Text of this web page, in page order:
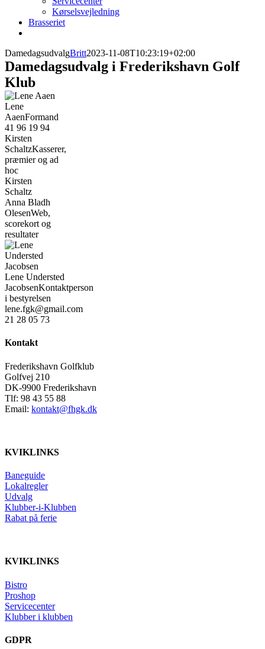
Kørselsvejledning
Brasseriet
DamedagsudvalgBritt2023-11-08T10:23:19+02:00
Damedagsudvalg i Frederikshavn Golf
Klub
Lene
AaenFormand
41 96 19 94
Kirsten
SchaltzKasserer,
præmier og ad
hoc
Kirsten
Schaltz
Anna Bladh
OlesenWeb,
scorekort og
resultater
Lene Understed
JacobsenKontaktperson
i bestyrelsen
lene.fgk@gmail.com
21 28 05 73
Kontakt
Frederikshavn Golfklub
Golfvej 210
DK-9900 Frederikshavn
Tlf: 98 43 55 88
Email: kontakt@fhgk.dk
KVIKLINKS
Baneguide
Lokalregler
Udvalg
Klubber-i-Klubben
Rabat på ferie
KVIKLINKS
Bistro
Proshop
Servicecenter
Klubber i klubben
GDPR